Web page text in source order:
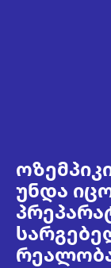
უნდა